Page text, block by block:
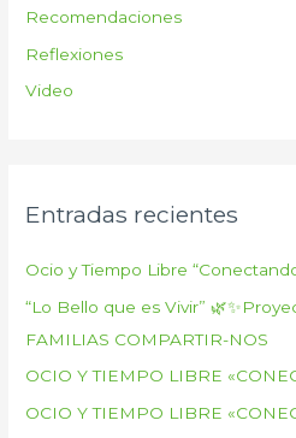
Recomendaciones
Reflexiones
Video
Entradas recientes
Ocio y Tiempo Libre
“Lo Bello que es Vivir”
FAMILIAS COMPARTIR-NOS
OCIO Y TIEMPO LIBRE
OCIO Y TIEMPO LIBRE